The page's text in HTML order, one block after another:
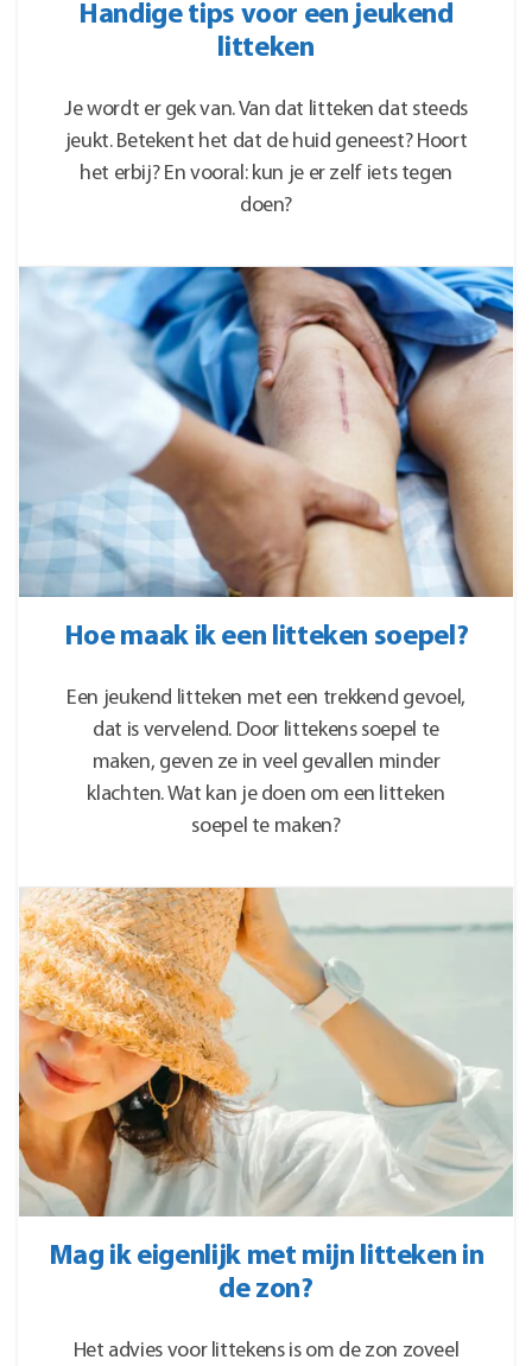
Handige tips voor een jeukend
litteken
Je wordt er gek van. Van dat litteken dat steeds
jeukt. Betekent het dat de huid geneest? Hoort
het erbij? En vooral: kun je er zelf iets tegen
doen?
Hoe maak ik een litteken soepel?
Een jeukend litteken met een trekkend gevoel,
dat is vervelend. Door littekens soepel te
maken, geven ze in veel gevallen minder
klachten. Wat kan je doen om een litteken
soepel te maken?
Mag ik eigenlijk met mijn litteken in
de zon?
Het advies voor littekens is om de zon zoveel